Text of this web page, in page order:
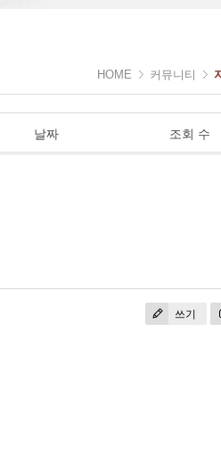
HOME 커뮤니티
날짜 조회 수
쓰기